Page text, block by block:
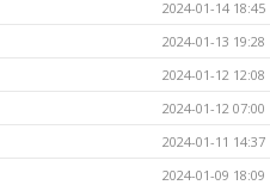
2024-01-14 18:45
2024-01-13 19:28
2024-01-12 12:08
2024-01-12 07:00
2024-01-11 14:37
2024-01-09 18:09